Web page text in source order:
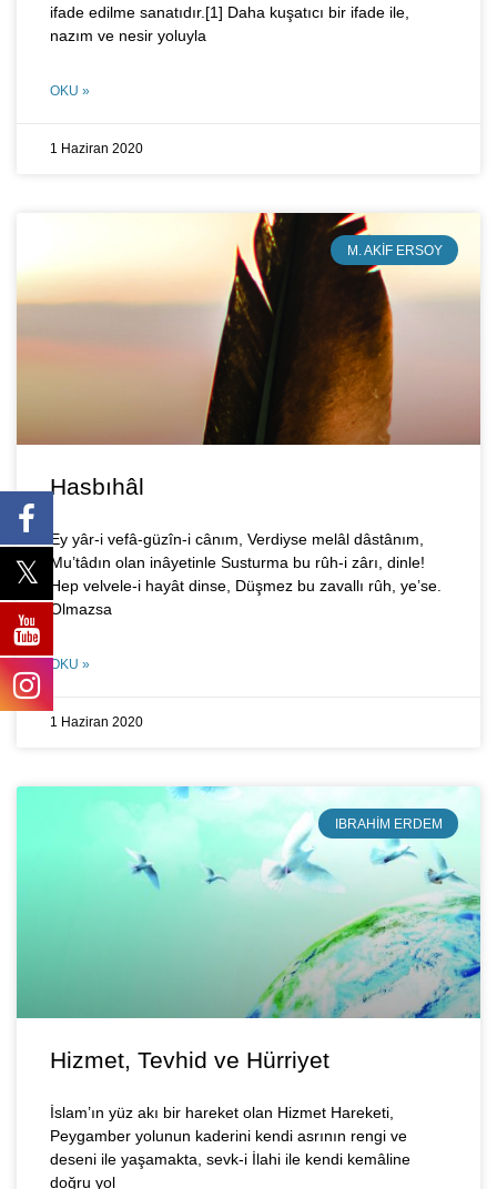
ifade edilme sanatıdır.[1] Daha kuşatıcı bir ifade ile,
nazım ve nesir yoluyla
OKU »
1 Haziran 2020
M. AKIF ERSOY
Hasbıhâl
Ey yâr-i vefâ-güzîn-i cânım, Verdiyse melâl dâstânım,
Mu’tâdın olan inâyetinle Susturma bu rûh-i zârı, dinle!
Hep velvele-i hayât dinse, Düşmez bu zavallı rûh, ye’se.
Olmazsa
OKU »
1 Haziran 2020
IBRAHIM ERDEM
Hizmet, Tevhid ve Hürriyet
İslam’ın yüz akı bir hareket olan Hizmet Hareketi,
Peygamber yolunun kaderini kendi asrının rengi ve
deseni ile yaşamakta, sevk-i İlahi ile kendi kemâline
doğru yol